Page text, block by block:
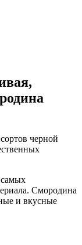
черной
самых
Смородина
и вкусные